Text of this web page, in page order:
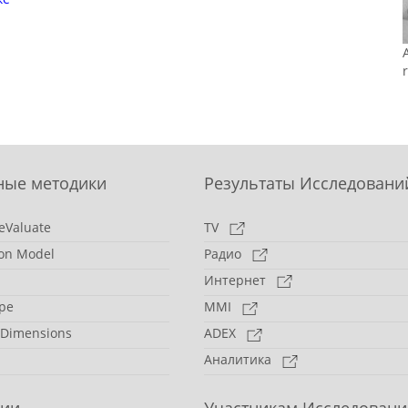
методики
Model
Результаты
TV
Радио
Интернет
MMI
ADEX
Аналитика